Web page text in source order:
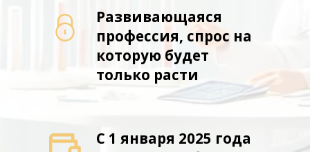
Развивающаяся
профессия, спрос на
которую будет
только расти
С 1 января 2025 года